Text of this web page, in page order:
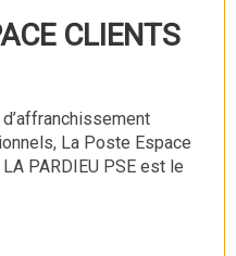
CLIENTS
La Poste Espace
PARDIEU PSE est le